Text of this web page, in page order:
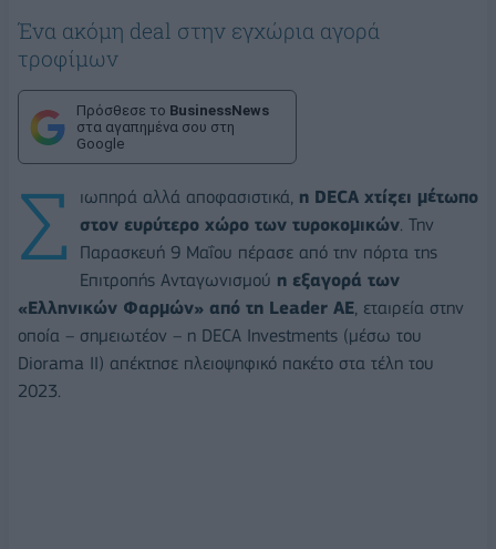
Ένα ακόμη deal στην εγχώρια αγορά
τροφίμων
Πρόσθεσε το BusinessNews
στα αγαπημένα σου στη
Google
Σ ιωπηρά αλλά αποφασιστικά, η DECA χτίζει μέτωπο
στον ευρύτερο χώρο των τυροκομικών. Την
Παρασκευή 9 Μαΐου πέρασε από την πόρτα της
Επιτροπής Ανταγωνισμού η εξαγορά των
«Ελληνικών Φαρμών» από τη Leader AE, εταιρεία στην
οποία – σημειωτέον – η DECA Investments (μέσω του
Diorama II) απέκτησε πλειοψηφικό πακέτο στα τέλη του
2023.